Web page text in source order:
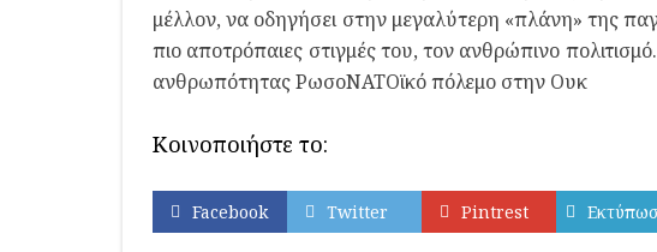
μέλλον, να οδηγήσει στην μεγαλύτερη «πλάνη» της
πιο αποτρόπαιες στιγμές του, τον ανθρώπινο
ανθρωπότητας ΡωσοΝΑΤΟϊκό πόλεμο στην Ουκ
Κοινοποιήστε το:
Facebook Twitter Pintrest